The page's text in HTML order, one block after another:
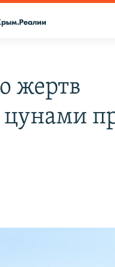
жертв
цунами